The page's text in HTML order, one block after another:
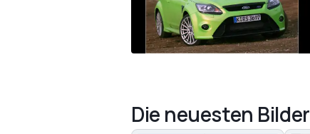
Die neuesten Bilder